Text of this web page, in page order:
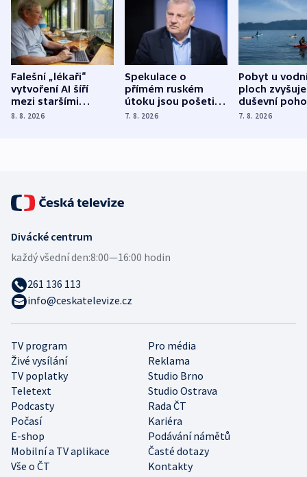
Falešní „lékaři“
vytvoření AI šíří
mezi staršími
Poláky nebezpečné
8. 8. 2026
Spekulace o
přímém ruském
útoku jsou pošetilé,
míní estonský
7. 8. 2026
Pobyt u
ploch zvyšuje
duševní
ukázala
7. 8. 2026
TV program
Pro média
Živé vysílání
Reklama
TV poplatky
Studio Brno
Teletext
Studio Ostrava
Podcasty
Rada ČT
Počasí
Kariéra
E-shop
Podávání námětů
Mobilní a TV aplikace
Časté dotazy
Vše o ČT
Kontakty
Divácké centrum
každý všední den:8:00—16:00 hodin
261 136 113
info@ceskatelevize.cz